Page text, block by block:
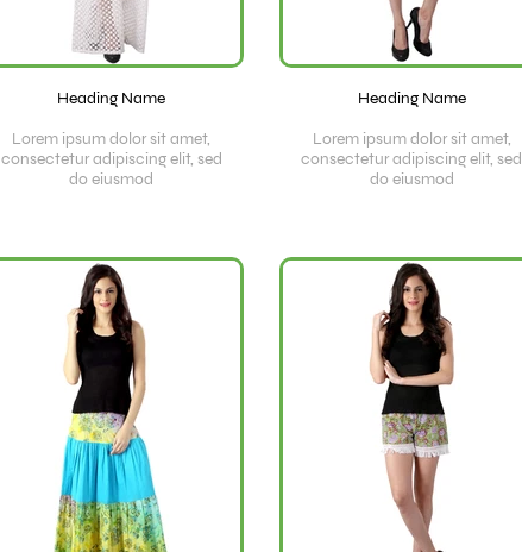
Heading Name
Lorem ipsum dolor sit amet,
consectetur adipiscing elit, sed
do eiusmod
Heading Name
Lorem ipsum dolor sit amet,
consectetur adipiscing elit, sed
do eiusmod